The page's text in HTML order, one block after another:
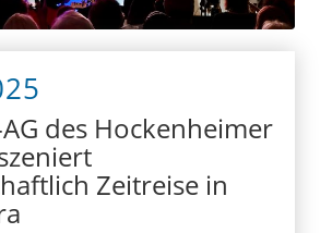
des Hockenheimer
Zeitreise in